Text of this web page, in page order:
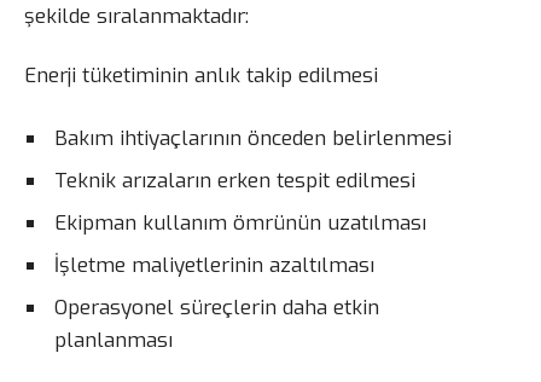
şekilde sıralanmaktadır:
Enerji tüketiminin anlık takip edilmesi
Bakım ihtiyaçlarının önceden belirlenmesi
Teknik arızaların erken tespit edilmesi
Ekipman kullanım ömrünün uzatılması
İşletme maliyetlerinin azaltılması
Operasyonel süreçlerin daha etkin
planlanması